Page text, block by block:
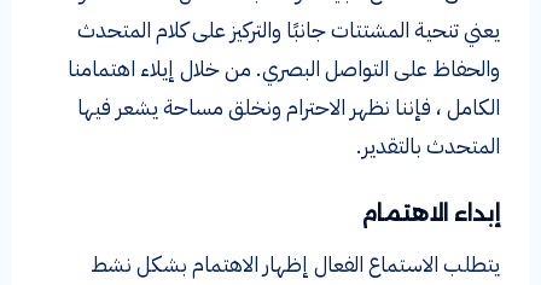
يعني تنحية المشتتات جانبًا والتركيز على كلام المتحدث
والحفاظ على التواصل البصري. من خلال إيلاء اهتمامنا
الكامل ، فإننا نظهر الاحترام ونخلق مساحة يشعر فيها
المتحدث بالتقدير.
إبداء الاهتمام
يتطلب الاستماع الفعال إظهار الاهتمام بشكل نشط